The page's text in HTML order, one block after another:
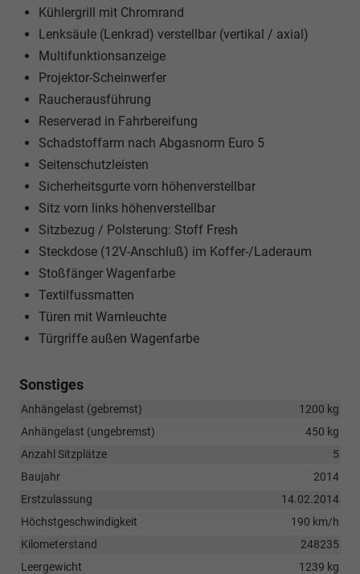
Kühlergrill mit Chromrand
Lenksäule (Lenkrad) verstellbar (vertikal / axial)
Multifunktionsanzeige
Projektor-Scheinwerfer
Raucherausführung
Reserverad in Fahrbereifung
Schadstoffarm nach Abgasnorm Euro 5
Seitenschutzleisten
Sicherheitsgurte vorn höhenverstellbar
Sitz vorn links höhenverstellbar
Sitzbezug / Polsterung: Stoff Fresh
Steckdose (12V-Anschluß) im Koffer-/Laderaum
Stoßfänger Wagenfarbe
Textilfussmatten
Türen mit Warnleuchte
Türgriffe außen Wagenfarbe
Sonstiges
Anhängelast (gebremst)
1200 kg
Anhängelast (ungebremst)
450 kg
Anzahl Sitzplätze
5
Baujahr
2014
Erstzulassung
14.02.2014
Höchstgeschwindigkeit
190 km/h
Kilometerstand
248235
Leergewicht
1239 kg